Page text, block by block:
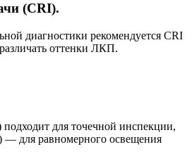
(CRI).
диагностики рекомендуется CRI
оттенки ЛКП.
подходит для точечной инспекции,
— для равномерного освещения